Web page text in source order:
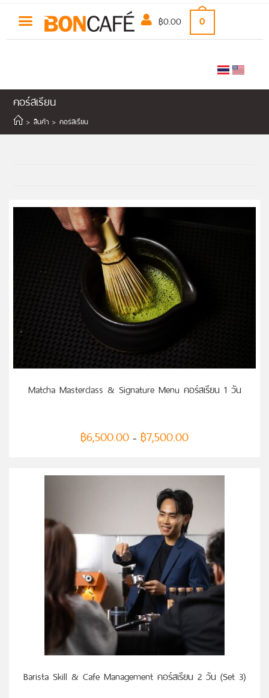
฿0.00 0
คอร์สเรียน
> สินค้า > คอร์สเรียน
Matcha Masterclass & Signature Menu คอร์สเรียน 1 วัน
฿6,500.00 – ฿7,500.00
Barista Skill & Cafe Management คอร์สเรียน 2 วัน (Set 3)